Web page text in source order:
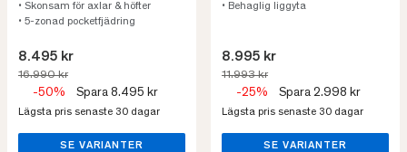
• Skonsam för axlar & höfter
• 5-zonad pocketfjädring
8.495 kr
16.990 kr
-50% Spara 8.495 kr
Lägsta pris senaste 30 dagar
SE VARIANTER
• Behaglig liggyta
8.995 kr
11.993 kr
-25% Spara 2.998 kr
Lägsta pris senaste 30 dagar
SE VARIANTER